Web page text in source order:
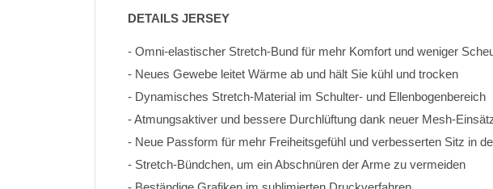
DETAILS JERSEY
- Omni-elastischer Stretch-Bund für mehr Komfort und weniger
- Neues Gewebe leitet Wärme ab und hält Sie kühl und trocken
- Dynamisches Stretch-Material im Schulter- und Ellenbogenbereich
- Atmungsaktiver und bessere Durchlüftung dank neuer Mesh-
- Neue Passform für mehr Freiheitsgefühl und verbesserten Sitz in
- Stretch-Bündchen, um ein Abschnüren der Arme zu vermeiden